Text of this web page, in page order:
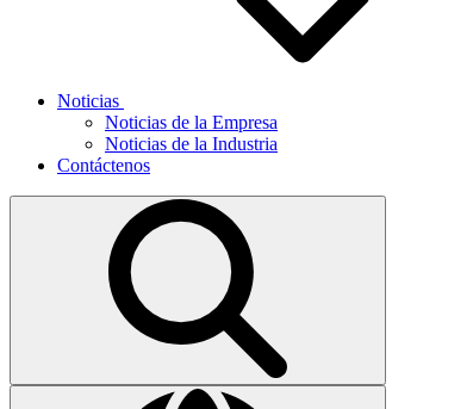
Noticias
Noticias de la Empresa
Noticias de la Industria
Contáctenos